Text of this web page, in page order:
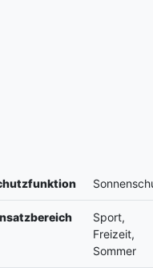
Sport,
Freizeit,
Sommer